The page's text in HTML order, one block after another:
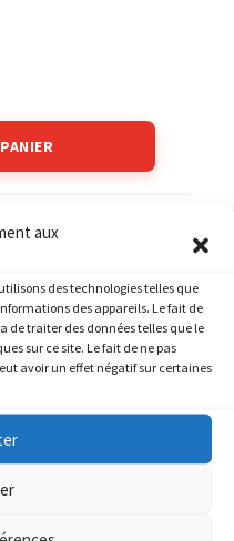
aux
des technologies telles que
des appareils. Le fait de
de traiter des données telles que le
sur ce site. Le fait de ne pas
avoir un effet négatif sur certaines